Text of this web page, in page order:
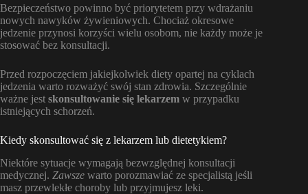
Bezpieczeństwo powinno być priorytetem przy wdrażaniu
nowych nawyków żywieniowych. Chociaż okresowe
jedzenie przynosi korzyści wielu osobom, nie każdy może je
stosować bez konsultacji.
Przed rozpoczęciem jakiejkolwiek diety opartej na cyklach
jedzenia warto rozważyć swój stan zdrowia. Szczególnie
ważne jest skonsultowanie się lekarzem w przypadku
istniejących schorzeń.
Kiedy skonsultować się z lekarzem lub dietetykiem?
Niektóre sytuacje wymagają bezwzględnej konsultacji
medycznej. Zawsze warto porozmawiać ze specjalistą jeśli
masz przewlekłe choroby lub przyjmujesz leki.